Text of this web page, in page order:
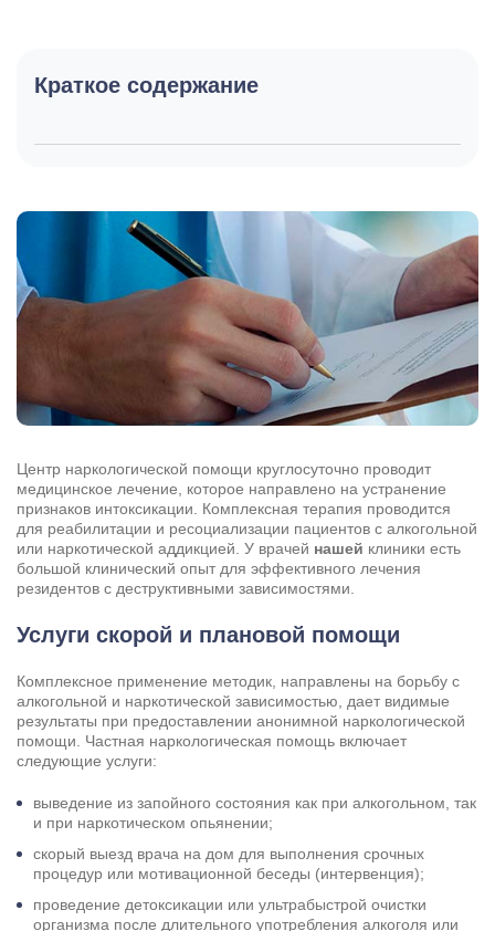
Краткое содержание
Центр наркологической помощи круглосуточно проводит
медицинское лечение, которое направлено на устранение
признаков интоксикации. Комплексная терапия проводится
для реабилитации и ресоциализации пациентов с алкогольной
или наркотической аддикцией. У врачей нашей клиники есть
большой клинический опыт для эффективного лечения
резидентов с деструктивными зависимостями.
Услуги скорой и плановой помощи
Комплексное применение методик, направлены на борьбу с
алкогольной и наркотической зависимостью, дает видимые
результаты при предоставлении анонимной наркологической
помощи. Частная наркологическая помощь включает
следующие услуги:
выведение из запойного состояния как при алкогольном, так
и при наркотическом опьянении;
скорый выезд врача на дом для выполнения срочных
процедур или мотивационной беседы (интервенция);
проведение детоксикации или ультрабыстрой очистки
организма после длительного употребления алкоголя или
Бесплатная консультация
Оставьте данные и мы вам перезвоним!
Выбор города
Поиск по сайту
Задать вопрос
Задайте свой вопрос и мы ответим вам